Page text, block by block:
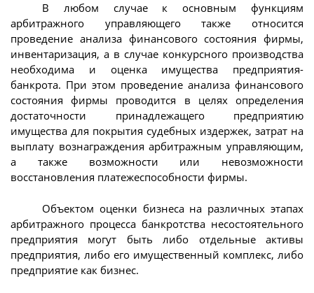
В любом случае к основным функциям
арбитражного управляющего также относится
проведение анализа финансового состояния фирмы,
инвентаризация, а в случае конкурсного производства
необходима и оценка имущества предприятия-
банкрота. При этом проведение анализа финансового
состояния фирмы проводится в целях определения
достаточности принадлежащего предприятию
имущества для покрытия судебных издержек, затрат на
выплату вознаграждения арбитражным управляющим,
а также возможности или невозможности
восстановления платежеспособности фирмы.
Объектом оценки бизнеса на различных этапах
арбитражного процесса банкротства несостоятельного
предприятия могут быть либо отдельные активы
предприятия, либо его имущественный комплекс, либо
предприятие как бизнес.